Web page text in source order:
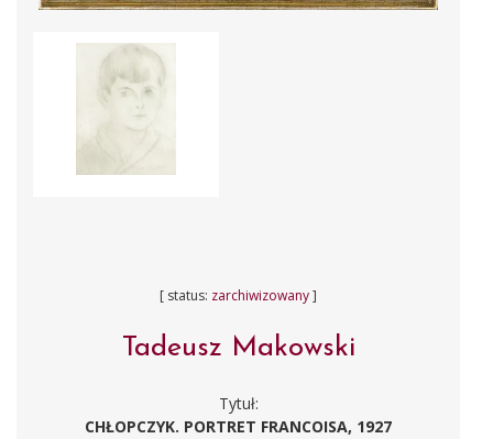
[ status: zarchiwizowany]
Tadeusz Makowski
Tytuł:
CHŁOPCZYK. PORTRET FRANCOISA, 1927